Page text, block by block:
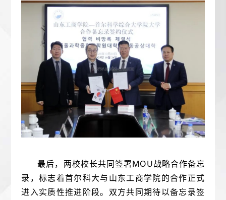
最后，两校校长共同签署MOU战略合作备忘
录，标志着首尔科大与山东工商学院的合作正式
进入实质性推进阶段。双方共同期待以备忘录签